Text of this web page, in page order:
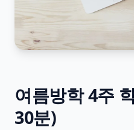
여름방학 4주
30분)